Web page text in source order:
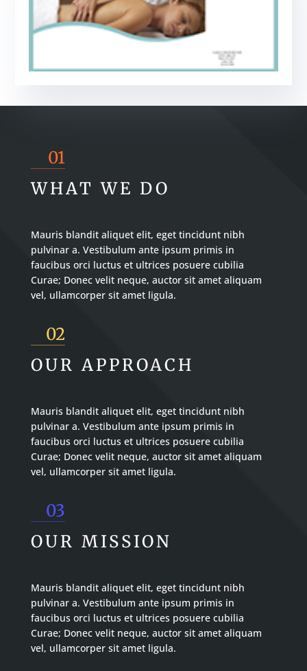
01
WHAT WE DO
Mauris blandit aliquet elit, eget tincidunt nibh
pulvinar a. Vestibulum ante ipsum primis in
faucibus orci luctus et ultrices posuere cubilia
Curae; Donec velit neque, auctor sit amet aliquam
vel, ullamcorper sit amet ligula.
02
OUR APPROACH
Mauris blandit aliquet elit, eget tincidunt nibh
pulvinar a. Vestibulum ante ipsum primis in
faucibus orci luctus et ultrices posuere cubilia
Curae; Donec velit neque, auctor sit amet aliquam
vel, ullamcorper sit amet ligula.
03
OUR MISSION
Mauris blandit aliquet elit, eget tincidunt nibh
pulvinar a. Vestibulum ante ipsum primis in
faucibus orci luctus et ultrices posuere cubilia
Curae; Donec velit neque, auctor sit amet aliquam
vel, ullamcorper sit amet ligula.